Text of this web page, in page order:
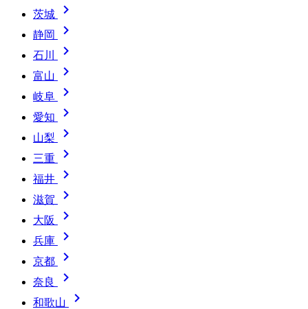
茨城 
静岡 
石川 
富山 
岐阜 
愛知 
山梨 
三重 
福井 
滋賀 
大阪 
兵庫 
京都 
奈良 
和歌山 